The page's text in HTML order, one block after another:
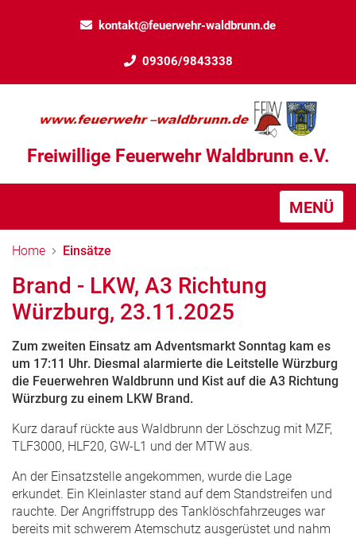
kontakt@feuerwehr-waldbrunn.de
09306/9843338
Freiwillige Feuerwehr Waldbrunn e.V.
MENÜ
Home Einsätze
Brand - LKW, A3 Richtung
Würzburg, 23.11.2025
Zum zweiten Einsatz am Adventsmarkt Sonntag kam es
um 17:11 Uhr. Diesmal alarmierte die Leitstelle Würzburg
die Feuerwehren Waldbrunn und Kist auf die A3 Richtung
Würzburg zu einem LKW Brand.
Kurz darauf rückte aus Waldbrunn der Löschzug mit MZF,
TLF3000, HLF20, GW-L1 und der MTW aus.
An der Einsatzstelle angekommen, wurde die Lage
erkundet. Ein Kleinlaster stand auf dem Standstreifen und
rauchte. Der Angriffstrupp des Tanklöschfahrzeuges war
bereits mit schwerem Atemschutz ausgerüstet und nahm